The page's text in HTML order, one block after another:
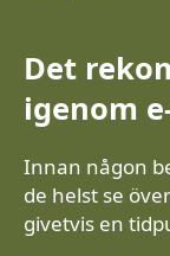
Det
igenom
Innan någon
de helst se
givetvis en